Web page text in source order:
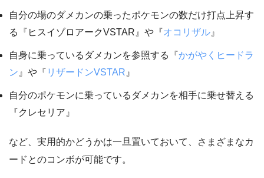
自分の場のダメカンの乗ったポケモンの数だけ打点上昇す
る『ヒスイゾロアークVSTAR』や『オコリザル 』
自身に乗っているダメカンを参照する『かがやくヒードラ
ン 』や『 リザードンVSTAR 』
自分のポケモンに乗っているダメカンを相手に乗せ替える
『クレセリア』
など、実用的かどうかは一旦置いておいて、さまざまなカ
ードとのコンボが可能です。